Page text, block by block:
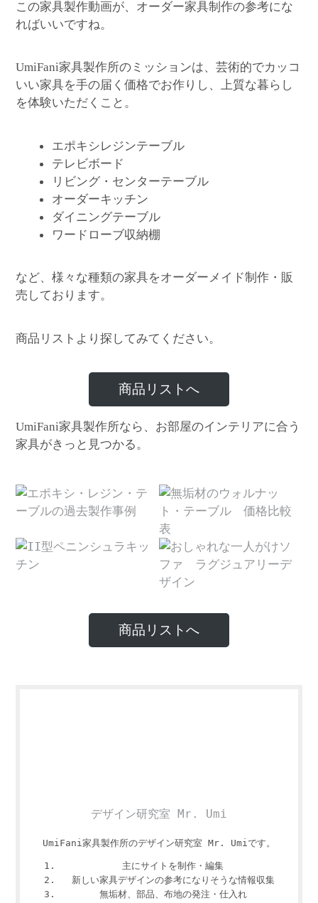
この家具製作動画が、オーダー家具制作の参考にな
ればいいですね。
UmiFani家具製作所のミッションは、芸術的でカッコ
いい家具を手の届く価格でお作りし、上質な暮らし
を体験いただくこと。
エポキシレジンテーブル
テレビボード
リビング・センターテーブル
オーダーキッチン
ダイニングテーブル
ワードローブ収納棚
など、様々な種類の家具をオーダーメイド制作・販
売しております。
商品リストより探してみてください。
商品リストへ
UmiFani家具製作所なら、お部屋のインテリアに合う
家具がきっと見つかる。
商品リストへ
デザイン研究室 Mr. Umi
UmiFani家具製作所のデザイン研究室 Mr. Umiです。
主にサイトを制作・編集
新しい家具デザインの参考になりそうな情報収集
無垢材、部品、布地の発注・仕入れ